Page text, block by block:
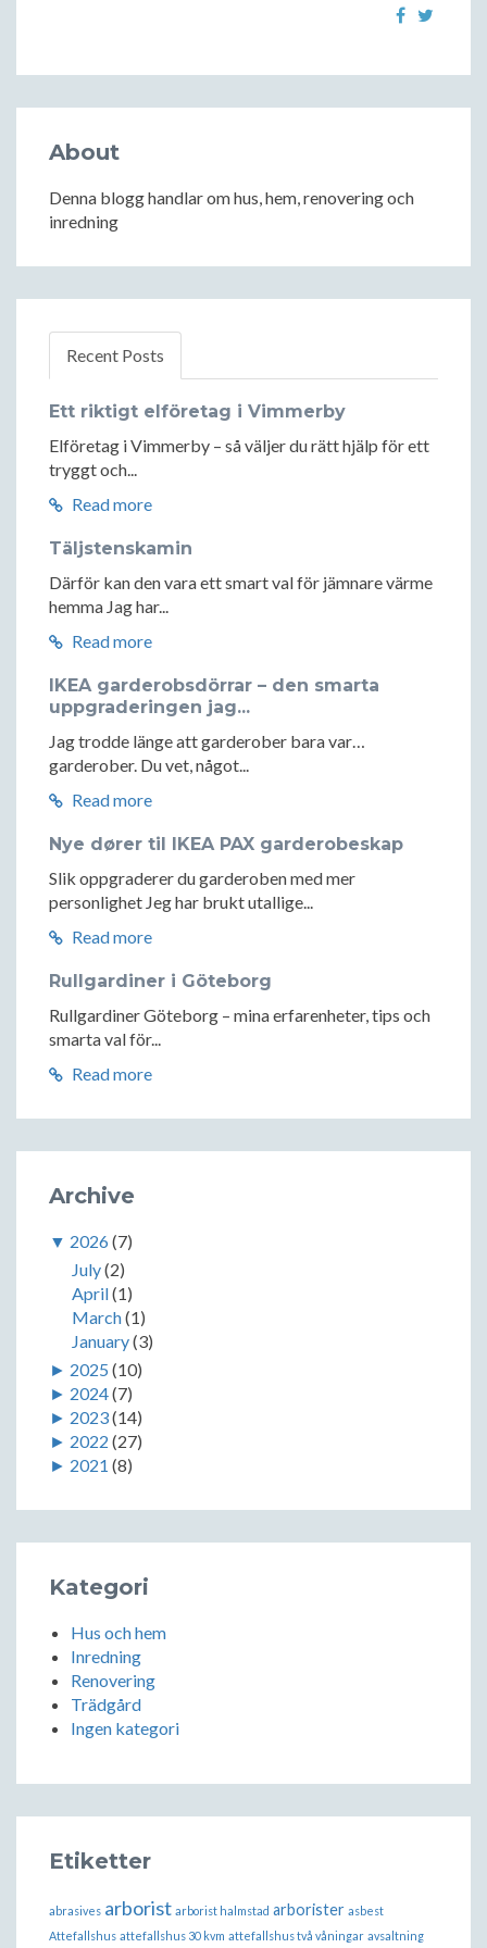
About
Denna blogg handlar om hus, hem, renovering och
inredning
Recent Posts
Ett riktigt elföretag i Vimmerby
Elföretag i Vimmerby – så väljer du rätt hjälp för ett
tryggt och...
Read more
Täljstenskamin
Därför kan den vara ett smart val för jämnare värme
hemma Jag har...
Read more
IKEA garderobsdörrar – den smarta
uppgraderingen jag...
Jag trodde länge att garderober bara var…
garderober. Du vet, något...
Read more
Nye dører til IKEA PAX garderobeskap
Slik oppgraderer du garderoben med mer
personlighet Jeg har brukt utallige...
Read more
Rullgardiner i Göteborg
Rullgardiner Göteborg – mina erfarenheter, tips och
smarta val för...
Read more
Archive
▼ 2026(7)
July(2)
April(1)
March(1)
January(3)
► 2025 (10)
► 2024(7)
► 2023(14)
► 2022 (27)
► 2021 (8)
Kategori
Hus och hem
Inredning
Renovering
Trädgård
Ingen kategori
Etiketter
abrasives arborist arborist halmstad arborister asbest
Attefallshus attefallshus 30 kvm attefallshus två våningar avsaltning